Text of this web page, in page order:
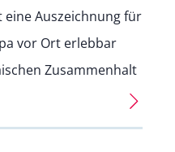
eine Auszeichnung für
vor Ort erlebbar
Zusammenhalt